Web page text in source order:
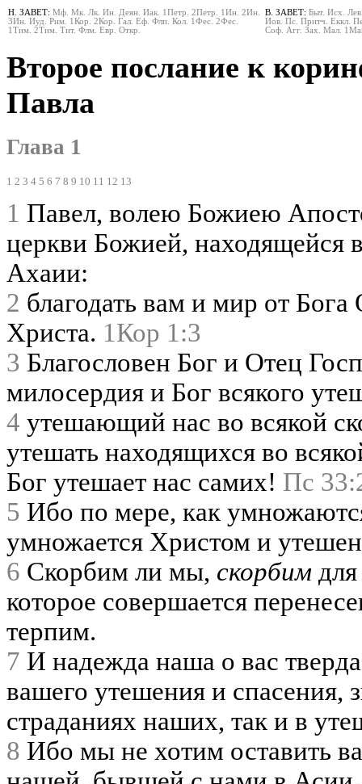
Н. ЗАВЕТ: Мф. Мк. Лк. Ин. Деян. Иак. 1Петр. 2Петр. 1Ин. 2Ин.
3Ин. Иуд. Рим. 1Кор. 2Кор. Гал. Еф. Флп. Кол. 1Фес. 2Фес.
1Тим. 2Тим. Тит. Флм. Евр. Откр.
В. ЗАВЕТ: Быт. Исх.
Иов. Пс. Притч. Еккл.
Соф.
Агг. Зах. Мал.
Второе послание к
Павла
Глава 1
1 2 3 4 5 6 7 8 9 10 11 12 13
1 Павел, волею Божиею
церкви Божией, находящейся
Ахаии:
2 благодать вам и мир от
Христа. 1Кор 1:3
3 Благословен Бог и Отец
милосердия и Бог всякого
4 утешающий нас во всякой
утешать находящихся во
Бог утешает нас самих! Пс
5 Ибо по мере, как
умножается Христом и
6 Скорбим ли мы, скорбим
которое совершается
терпим.
7 И надежда наша о вас
вашего утешения и спасения,
страданиях наших, так и в
8 Ибо мы не хотим оставить